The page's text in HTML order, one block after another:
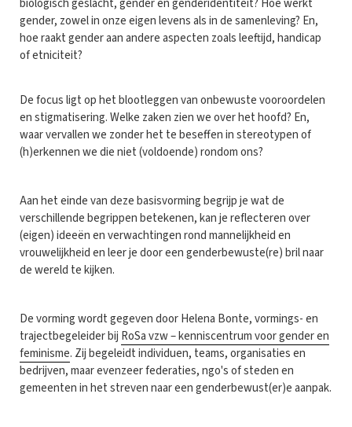
biologisch geslacht, gender en genderidentiteit? Hoe werkt
gender, zowel in onze eigen levens als in de samenleving? En,
hoe raakt gender aan andere aspecten zoals leeftijd, handicap
of etniciteit?
De focus ligt op het blootleggen van onbewuste vooroordelen
en stigmatisering. Welke zaken zien we over het hoofd? En,
waar vervallen we zonder het te beseffen in stereotypen of
(h)erkennen we die niet (voldoende) rondom ons?
Aan het einde van deze basisvorming begrijp je wat de
verschillende begrippen betekenen, kan je reflecteren over
(eigen) ideeën en verwachtingen rond mannelijkheid en
vrouwelijkheid en leer je door een genderbewuste(re) bril naar
de wereld te kijken.
De vorming wordt gegeven door Helena Bonte, vormings- en
trajectbegeleider bij RoSa vzw – kenniscentrum voor gender en
feminisme. Zij begeleidt individuen, teams, organisaties en
bedrijven, maar evenzeer federaties, ngo's of steden en
gemeenten in het streven naar een genderbewust(er)e aanpak.